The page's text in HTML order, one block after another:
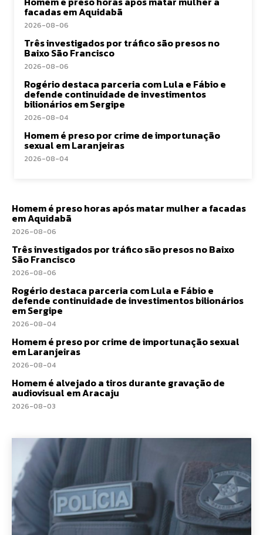
facadas em Aquidabã
2026-08-06
Três investigados por tráfico são presos no
Baixo São Francisco
2026-08-06
Rogério destaca parceria com Lula e Fábio e
defende continuidade de investimentos
bilionários em Sergipe
2026-08-04
Homem é preso por crime de importunação
sexual em Laranjeiras
2026-08-04
Homem é preso horas após matar mulher a facadas
em Aquidabã
2026-08-06
Três investigados por tráfico são presos no Baixo
São Francisco
2026-08-06
Rogério destaca parceria com Lula e Fábio e
defende continuidade de investimentos bilionários
em Sergipe
2026-08-04
Homem é preso por crime de importunação sexual
em Laranjeiras
2026-08-04
Homem é alvejado a tiros durante gravação de
audiovisual em Aracaju
2026-08-03